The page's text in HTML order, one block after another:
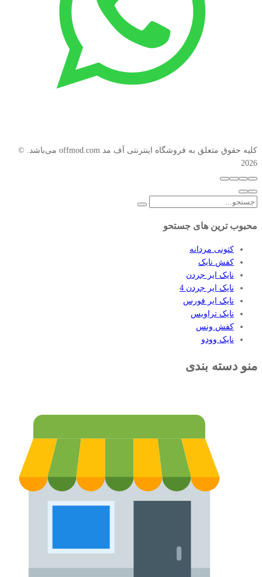
کليه حقوق متعلق به فروشگاه اینترنتی آف مد ‫offmod.com می‌باشد. ©
2026
محبوب ترین های جستحو
کتونی مردانه
کفش نایک
نایک ایر جردن
نایک ایر جردن 4
نایک ایر فورس
نایک تراویس
کفش ونس
نایک وودو
منو دسته بندی